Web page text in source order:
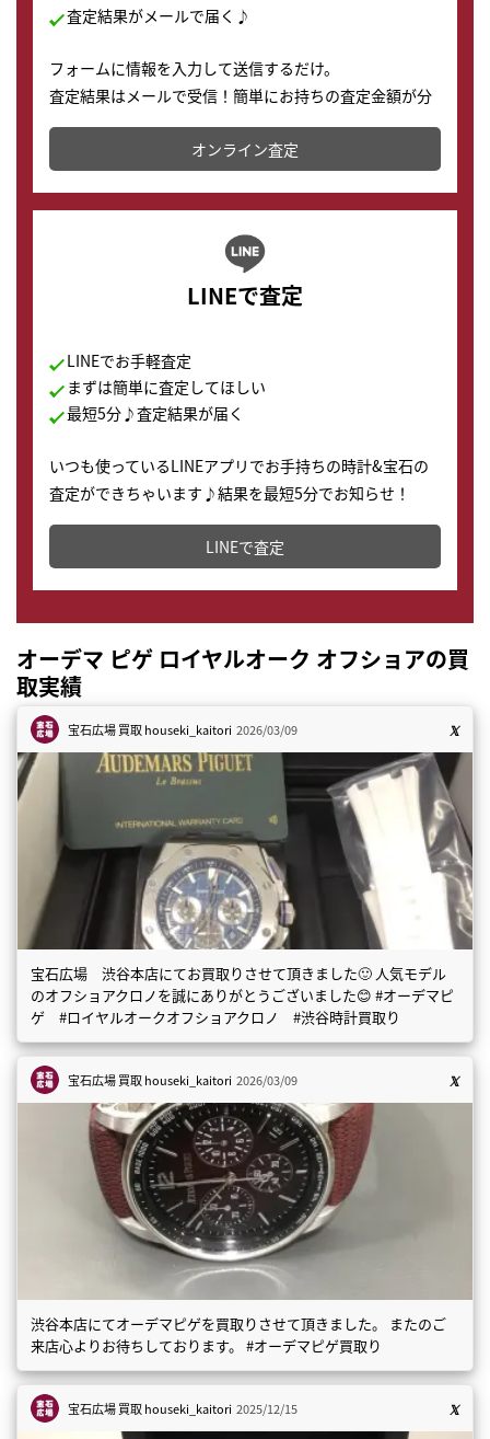
査定結果がメールで届く♪
フォームに情報を入力して送信するだけ。
査定結果はメールで受信！簡単にお持ちの査定金額が分
かります。
オンライン査定
LINEで査定
LINEでお手軽査定
まずは簡単に査定してほしい
最短5分♪査定結果が届く
いつも使っているLINEアプリでお手持ちの時計&宝石の
査定ができちゃいます♪結果を最短5分でお知らせ！
どこからでもすぐに査定金額を知ることが出来ます。
LINEで査定
オーデマ ピゲ ロイヤルオーク オフショアの買
取実績
宝石広場 買取houseki_kaitori 2026/03/09
宝石広場 渋谷本店にてお買取りさせて頂きました🙂 人気モデル
のオフショアクロノを誠にありがとうございました😊 #オーデマピ
ゲ #ロイヤルオークオフショアクロノ #渋谷時計買取り
宝石広場 買取houseki_kaitori 2026/03/09
渋谷本店にてオーデマピゲを買取りさせて頂きました。 またのご
来店心よりお待ちしております。 #オーデマピゲ買取り
宝石広場 買取houseki_kaitori 2025/12/15